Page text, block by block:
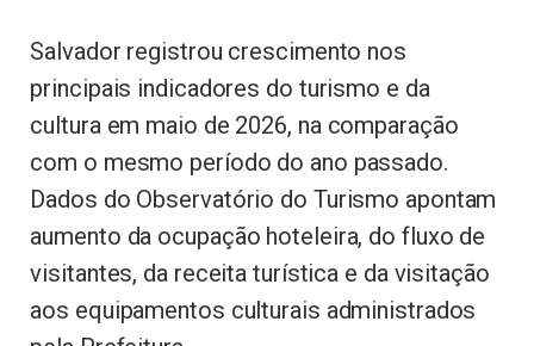
Salvador registrou crescimento nos
principais indicadores do turismo e da
cultura em maio de 2026, na comparação
com o mesmo período do ano passado.
Dados do Observatório do Turismo apontam
aumento da ocupação hoteleira, do fluxo de
visitantes, da receita turística e da visitação
aos equipamentos culturais administrados